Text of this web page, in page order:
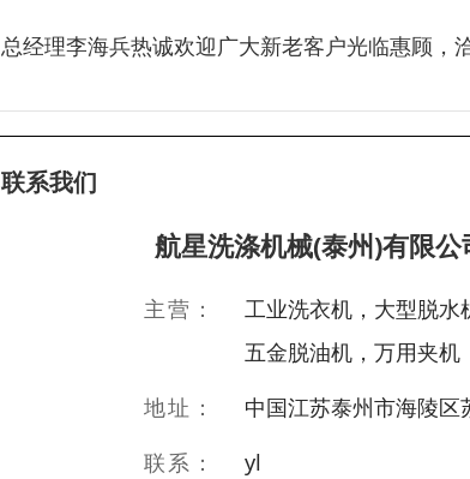
总经理李海兵热诚欢迎广大新老客户光临惠顾，
联系我们
航星洗涤机械(泰州)有限公
主营：
工业洗衣机，大型脱水
五金脱油机，万用夹机
地址：
中国江苏泰州市海陵区
联系：
yl